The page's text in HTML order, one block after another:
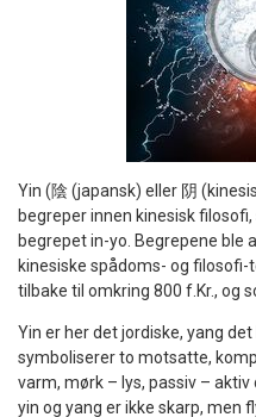
Yin (陰 (japansk) eller 阴
begreper innen kinesisk
begrepet in-yo. Begrepene ble
kinesiske spådoms- og
tilbake til omkring 800 f.Kr., og
Yin er her det jordiske, yang
symboliserer to motsatte,
varm, mørk – lys, passiv –
yin og yang er ikke skarp, men